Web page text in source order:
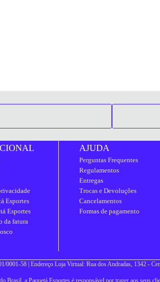
Esportes
Esportes
da fatura
AJUDA
Perguntas Frequentes
Regulamentos
Entregas
Trocas e Devoluções
Cancelamentos
Formas de pagamento
0001-58 | Endereço Loja Virtual: Rua dos Andradas, 1342 -
Brasil, a Paquetá Esportes é responsável por trazer aos seus